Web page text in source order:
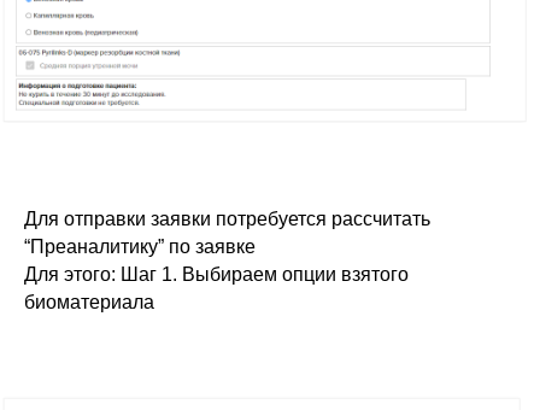
Для отправки заявки потребуется рассчитать
“Преаналитику” по заявке
Для этого: Шаг 1. Выбираем опции взятого
биоматериала